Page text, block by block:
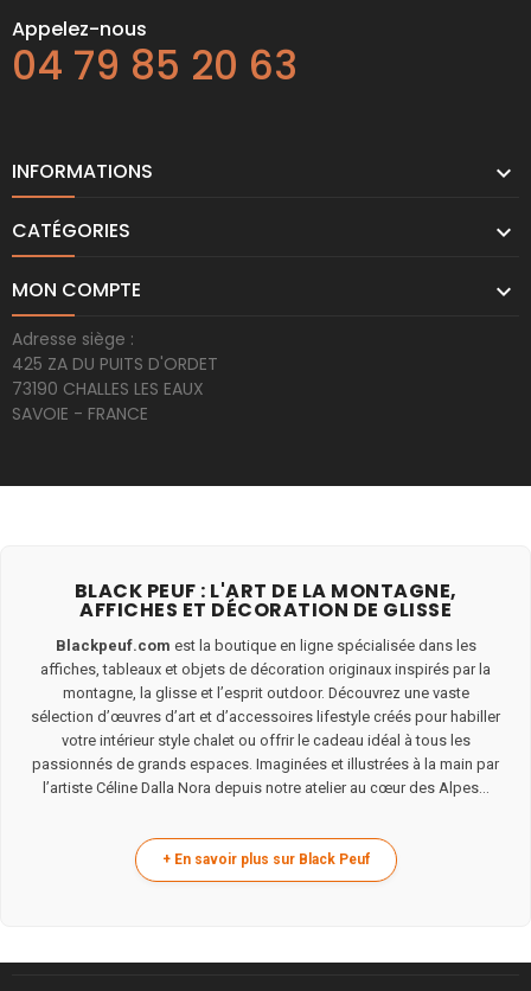
Appelez-nous
04 79 85 20 63
INFORMATIONS 
CATÉGORIES 
MON COMPTE 
Adresse siège :
425 ZA DU PUITS D'ORDET
73190 CHALLES LES EAUX
SAVOIE - FRANCE
BLACK PEUF : L'ART DE LA MONTAGNE,
AFFICHES ET DÉCORATION DE GLISSE
Blackpeuf.com est la boutique en ligne spécialisée dans les
affiches, tableaux et objets de décoration originaux inspirés par la
montagne, la glisse et l’esprit outdoor. Découvrez une vaste
sélection d’œuvres d’art et d’accessoires lifestyle créés pour habiller
votre intérieur style chalet ou offrir le cadeau idéal à tous les
passionnés de grands espaces. Imaginées et illustrées à la main par
l’artiste Céline Dalla Nora depuis notre atelier au cœur des Alpes...